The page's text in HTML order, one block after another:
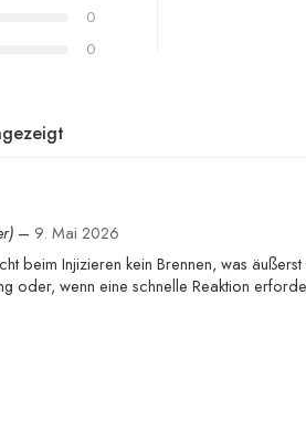
0
0
– 9. Mai 2026
beim Injizieren kein Brennen, was
oder, wenn eine schnelle Reaktion